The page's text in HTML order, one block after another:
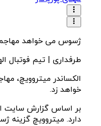
ژسوس می خواهد مهاجم
طرفداری | تیم فوتبال
الکساندر میتروویچ،
خواهد زد.
بر اساس گزارش سایت
دارد. میتروویچ گزینه